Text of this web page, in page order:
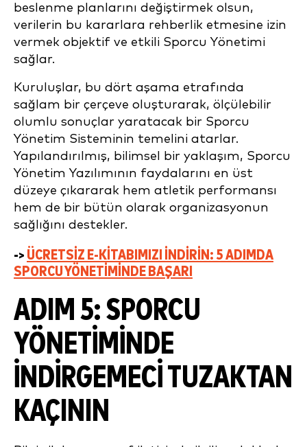
beslenme planlarını değiştirmek olsun,
verilerin bu kararlara rehberlik etmesine izin
vermek objektif ve etkili Sporcu Yönetimi
sağlar.
Kuruluşlar, bu dört aşama etrafında
sağlam bir çerçeve oluşturarak, ölçülebilir
olumlu sonuçlar yaratacak bir Sporcu
Yönetim Sisteminin temelini atarlar.
Yapılandırılmış, bilimsel bir yaklaşım, Sporcu
Yönetim Yazılımının faydalarını en üst
düzeye çıkararak hem atletik performansı
hem de bir bütün olarak organizasyonun
sağlığını destekler.
-> ÜCRETSIZ E-KITABIMIZI INDIRIN: 5 ADIMDA
SPORCU YÖNETIMINDE BAŞARI
ADIM 5: SPORCU
YÖNETIMINDE
İNDIRGEMECI TUZAKTAN
KAÇININ